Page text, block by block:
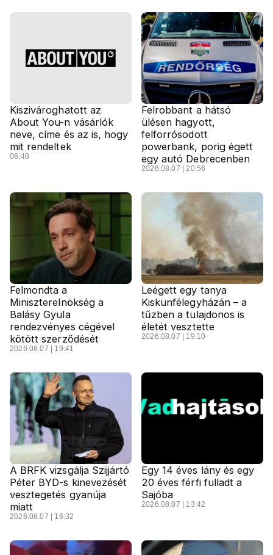
Kiszivároghatott az
About You-n vásárlók
neve, címe és az is, hogy
mit rendeltek
06:48
Felrobbant a hátsó
ülésen hagyott,
felforrósodott
powerbank, porig égett
egy autó Debrecenben
2026.08.07 | 20:56
Felmondta a
Miniszterelnökség a
Balásy Gyula
rendezvényes cégével
kötött szerződését
2026.08.07 | 19:41
Leégett egy tanya
Kiskunfélegyházán – a
tűzben a tulajdonos is
életét vesztette
2026.08.07 | 19:10
A BRFK vizsgálja Szijjártó
Péter BYD-s kinevezését
vesztegetés gyanúja
miatt
2026.08.07 | 16:32
Egy 14 éves lány és egy
20 éves férfi fulladt a
Sajóba
2026.08.07 | 13:42